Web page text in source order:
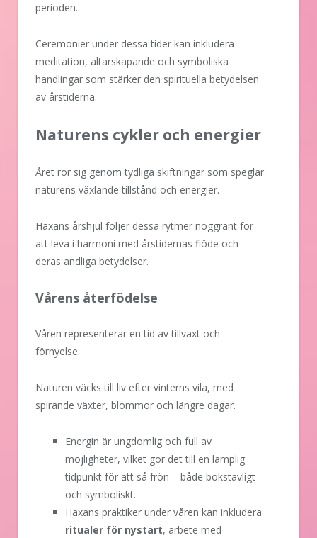
perioden.
Ceremonier under dessa tider kan inkludera
meditation, altarskapande och symboliska
handlingar som stärker den spirituella betydelsen
av årstiderna.
Naturens cykler och energier
Året rör sig genom tydliga skiftningar som speglar
naturens växlande tillstånd och energier.
Häxans årshjul följer dessa rytmer noggrant för
att leva i harmoni med årstidernas flöde och
deras andliga betydelser.
Vårens återfödelse
Våren representerar en tid av tillväxt och
förnyelse.
Naturen väcks till liv efter vinterns vila, med
spirande växter, blommor och längre dagar.
Energin är ungdomlig och full av
möjligheter, vilket gör det till en lämplig
tidpunkt för att så frön – både bokstavligt
och symboliskt.
Häxans praktiker under våren kan inkludera
ritualer för nystart, arbete med